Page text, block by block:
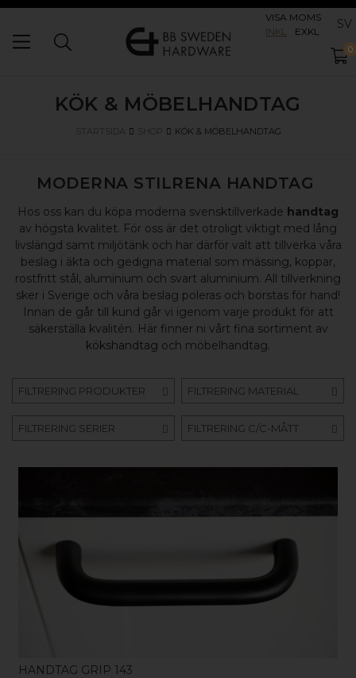
VISA MOMS
INKL
EXKL SV
0
KÖK & MÖBELHANDTAG
STARTSIDA SHOP KÖK & MÖBELHANDTAG
MODERNA STILRENA HANDTAG
Hos oss kan du köpa moderna svensktillverkade handtag
av högsta kvalitet. För oss är det otroligt viktigt med lång
livslängd samt miljötänk och har därför valt att tillverka våra
beslag i äkta och gedigna material som mässing, koppar,
rostfritt stål, aluminium och svart aluminium. All tillverkning
sker i Sverige och våra beslag poleras och borstas för hand!
Innan de går till kund går vi igenom varje produkt för att
säkerställa kvalitén. Här finner ni vårt fina sortiment av
kökshandtag och möbelhandtag.
FILTRERING PRODUKTER FILTRERING MATERIAL
FILTRERING SERIER FILTRERING C/C-MÅTT
HANDTAG GRIP 143